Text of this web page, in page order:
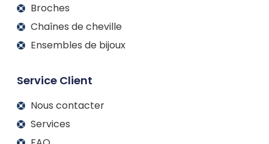
Broches
Chaînes de cheville
Ensembles de bijoux
Service Client
Nous contacter
Services